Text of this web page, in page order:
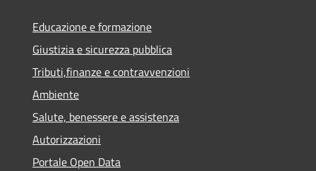
Educazione e formazione
Giustizia e sicurezza pubblica
Tributi,finanze e contravvenzioni
Ambiente
Salute, benessere e assistenza
Autorizzazioni
Portale Open Data